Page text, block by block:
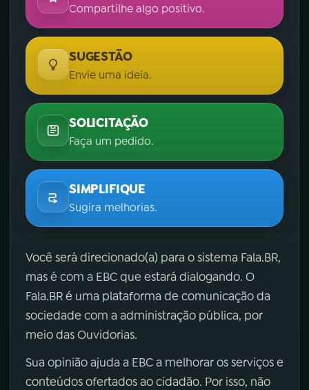
Compartilhe algo positivo.
SUGESTÃO
Envie uma ideia.
SOLICITAÇÃO
Faça um pedido.
SIMPLIFIQUE
Sugira melhorias.
Você será direcionado(a) para o sistema Fala.BR,
mas é com a EBC que estará dialogando. O
Fala.BR é uma plataforma de comunicação da
sociedade com a administração pública, por
meio das Ouvidorias.
Sua opinião ajuda a EBC a melhorar os serviços e
conteúdos ofertados ao cidadão. Por isso, não